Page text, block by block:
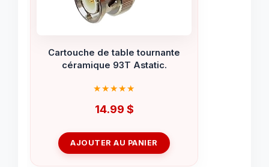
Cartouche de table tournante
céramique 93T Astatic.
14.99 $
AJOUTER AU PANIER